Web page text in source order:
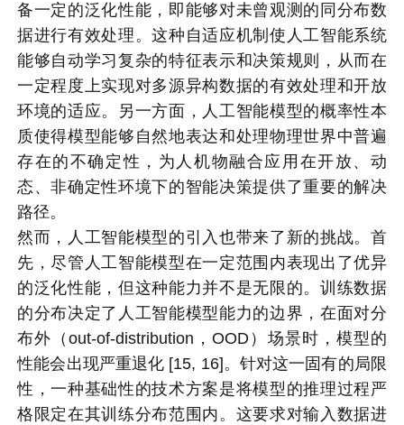
备一定的泛化性能，即能够对未曾观测的同分布数
据进行有效处理。这种自适应机制使人工智能系统
能够自动学习复杂的特征表示和决策规则，从而在
一定程度上实现对多源异构数据的有效处理和开放
环境的适应。另一方面，人工智能模型的概率性本
质使得模型能够自然地表达和处理物理世界中普遍
存在的不确定性，为人机物融合应用在开放、动
态、非确定性环境下的智能决策提供了重要的解决
路径。
然而，人工智能模型的引入也带来了新的挑战。首
先，尽管人工智能模型在一定范围内表现出了优异
的泛化性能，但这种能力并不是无限的。训练数据
的分布决定了人工智能模型能力的边界，在面对分
布外（out-of-distribution，OOD）场景时，模型的
性能会出现严重退化 [15, 16]。针对这一固有的局限
性，一种基础性的技术方案是将模型的推理过程严
格限定在其训练分布范围内。这要求对输入数据进